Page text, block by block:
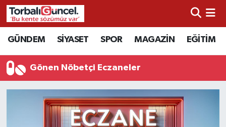
GÜNDEM SİYASET SPOR MAGAZİN EĞİTİM
Gönen Nöbetçi Eczaneler
İzmir Nöbetçi Eczaneler
İzmir Hava Durumu
İzmir Namaz Vakitleri
İzmir Trafik Yoğunluk Haritası